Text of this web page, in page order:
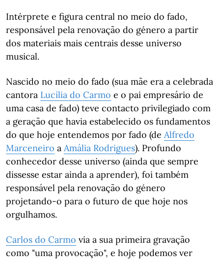
Intérprete e figura central no meio do fado,
responsável pela renovação do género a partir
dos materiais mais centrais desse universo
musical.
Nascido no meio do fado (sua mãe era a celebrada
cantora Lucília do Carmo e o pai empresário de
uma casa de fado) teve contacto privilegiado com
a geração que havia estabelecido os fundamentos
do que hoje entendemos por fado (de Alfredo
Marceneiro a Amália Rodrigues). Profundo
conhecedor desse universo (ainda que sempre
dissesse estar ainda a aprender), foi também
responsável pela renovação do género
projetando-o para o futuro de que hoje nos
orgulhamos.
Carlos do Carmo via a sua primeira gravação
como "uma provocação", e hoje podemos ver